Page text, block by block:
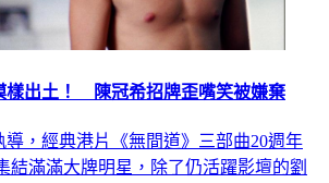
樣出土！ 陳冠希招牌歪嘴笑被嫌棄
導，經典港片《無間道》三部曲20週年
結滿滿大牌明星，除了仍活躍影壇的劉